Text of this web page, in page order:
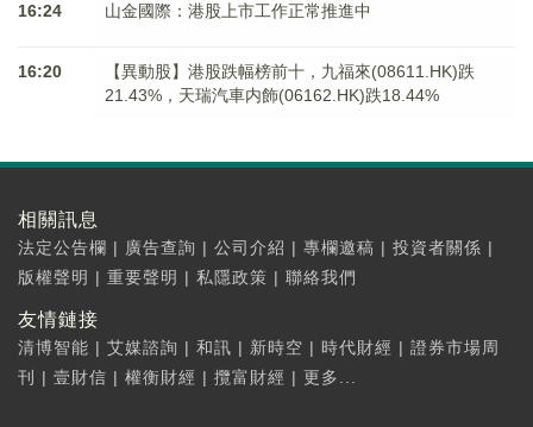
16:24 山金國際：港股上市工作正常推進中
16:20
【異動股】港股跌幅榜前十，九福來(08611.HK)跌
21.43%，天瑞汽車内飾(06162.HK)跌18.44%
相關訊息
法定公告欄 | 廣告查詢 | 公司介紹 | 專欄邀稿 | 投資者關係 |
版權聲明 | 重要聲明 | 私隱政策 | 聯絡我們
友情鏈接
清博智能 | 艾媒諮詢 | 和訊 | 新時空 | 時代財經 | 證券市場周
刊
| 壹財信 | 權衡財經 | 攬富財經 | 更多...